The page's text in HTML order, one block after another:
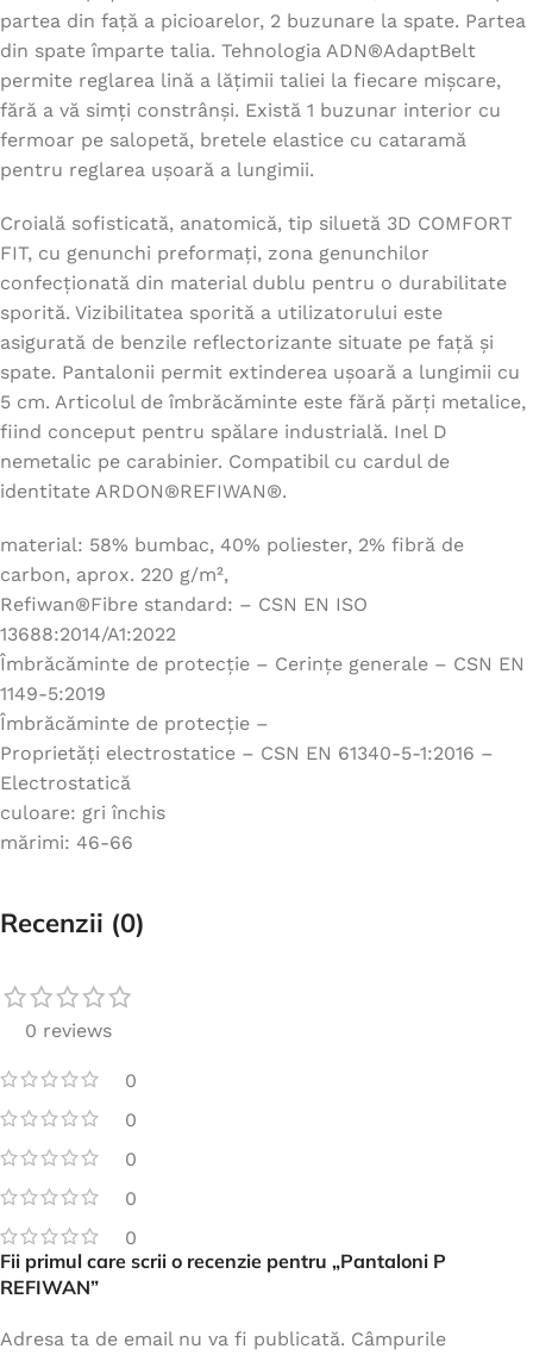
partea din față a picioarelor, 2 buzunare la spate. Partea
din spate împarte talia. Tehnologia ADN®AdaptBelt
permite reglarea lină a lățimii taliei la fiecare mișcare,
fără a vă simți constrânși. Există 1 buzunar interior cu
fermoar pe salopetă, bretele elastice cu cataramă
pentru reglarea ușoară a lungimii.
Croială sofisticată, anatomică, tip siluetă 3D COMFORT
FIT, cu genunchi preformați, zona genunchilor
confecționată din material dublu pentru o durabilitate
sporită. Vizibilitatea sporită a utilizatorului este
asigurată de benzile reflectorizante situate pe față și
spate. Pantalonii permit extinderea ușoară a lungimii cu
5 cm. Articolul de îmbrăcăminte este fără părți metalice,
fiind conceput pentru spălare industrială. Inel D
nemetalic pe carabinier. Compatibil cu cardul de
identitate ARDON®REFIWAN®.
material: 58% bumbac, 40% poliester, 2% fibră de
carbon, aprox. 220 g/m²,
Refiwan®Fibre standard: – CSN EN ISO
13688:2014/A1:2022
Îmbrăcăminte de protecție – Cerințe generale – CSN EN
1149-5:2019
Îmbrăcăminte de protecție –
Proprietăți electrostatice – CSN EN 61340-5-1:2016 –
Electrostatică
culoare: gri închis
mărimi: 46-66
Recenzii (0)
0 reviews
0
0
0
0
0
Fii primul care scrii o recenzie pentru „Pantaloni P
REFIWAN”
Adresa ta de email nu va fi publicată. Câmpurile